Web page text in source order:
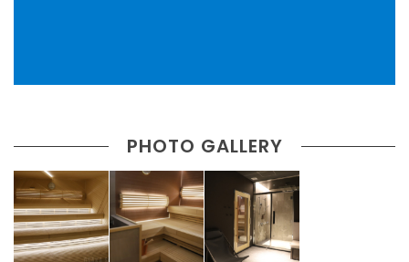
PHOTO GALLERY